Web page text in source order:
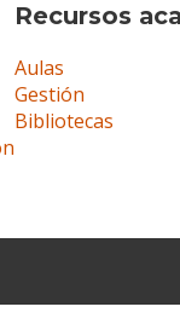
Recursos
Aulas
Gestión
Bibliotecas